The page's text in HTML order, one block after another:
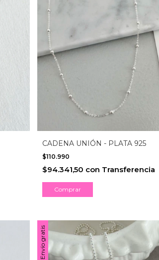
CADENA UNIÓN - PLATA 925
$110.990
$94.341,50 con Transferencia
Comprar
Envío gratis